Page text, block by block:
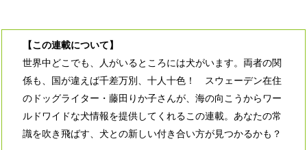
【この連載について】
世界中どこでも、人がいるところには犬がいます。両者の関
係も、国が違えば千差万別、十人十色！ スウェーデン在住
のドッグライター・藤田りか子さんが、海の向こうからワー
ルドワイドな犬情報を提供してくれるこの連載。あなたの常
識を吹き飛ばす、犬との新しい付き合い方が見つかるかも？